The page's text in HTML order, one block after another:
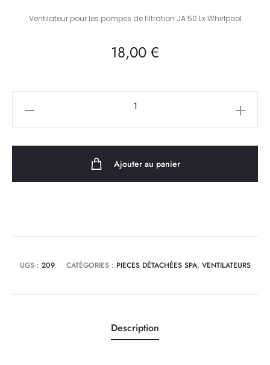
Ventilateur pour les pompes de filtration JA 50 Lx Whirlpool
18,00 €
Ajouter au panier
UGS : 209 CATÉGORIES : PIECES DÉTACHÉES SPA, VENTILATEURS
Description